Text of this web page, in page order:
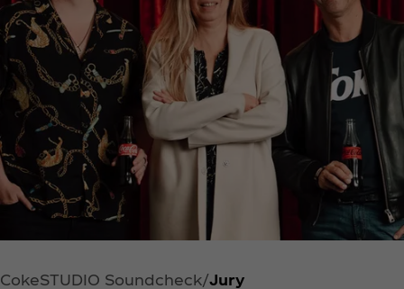
CokeSTUDIO Soundcheck Jury